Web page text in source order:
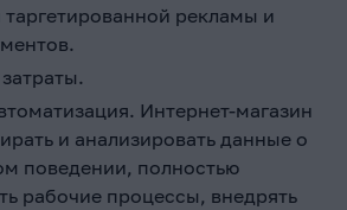
таргетированной рекламы и
Интернет-магазин
и анализировать данные о
поведении, полностью
рабочие процессы, внедрять